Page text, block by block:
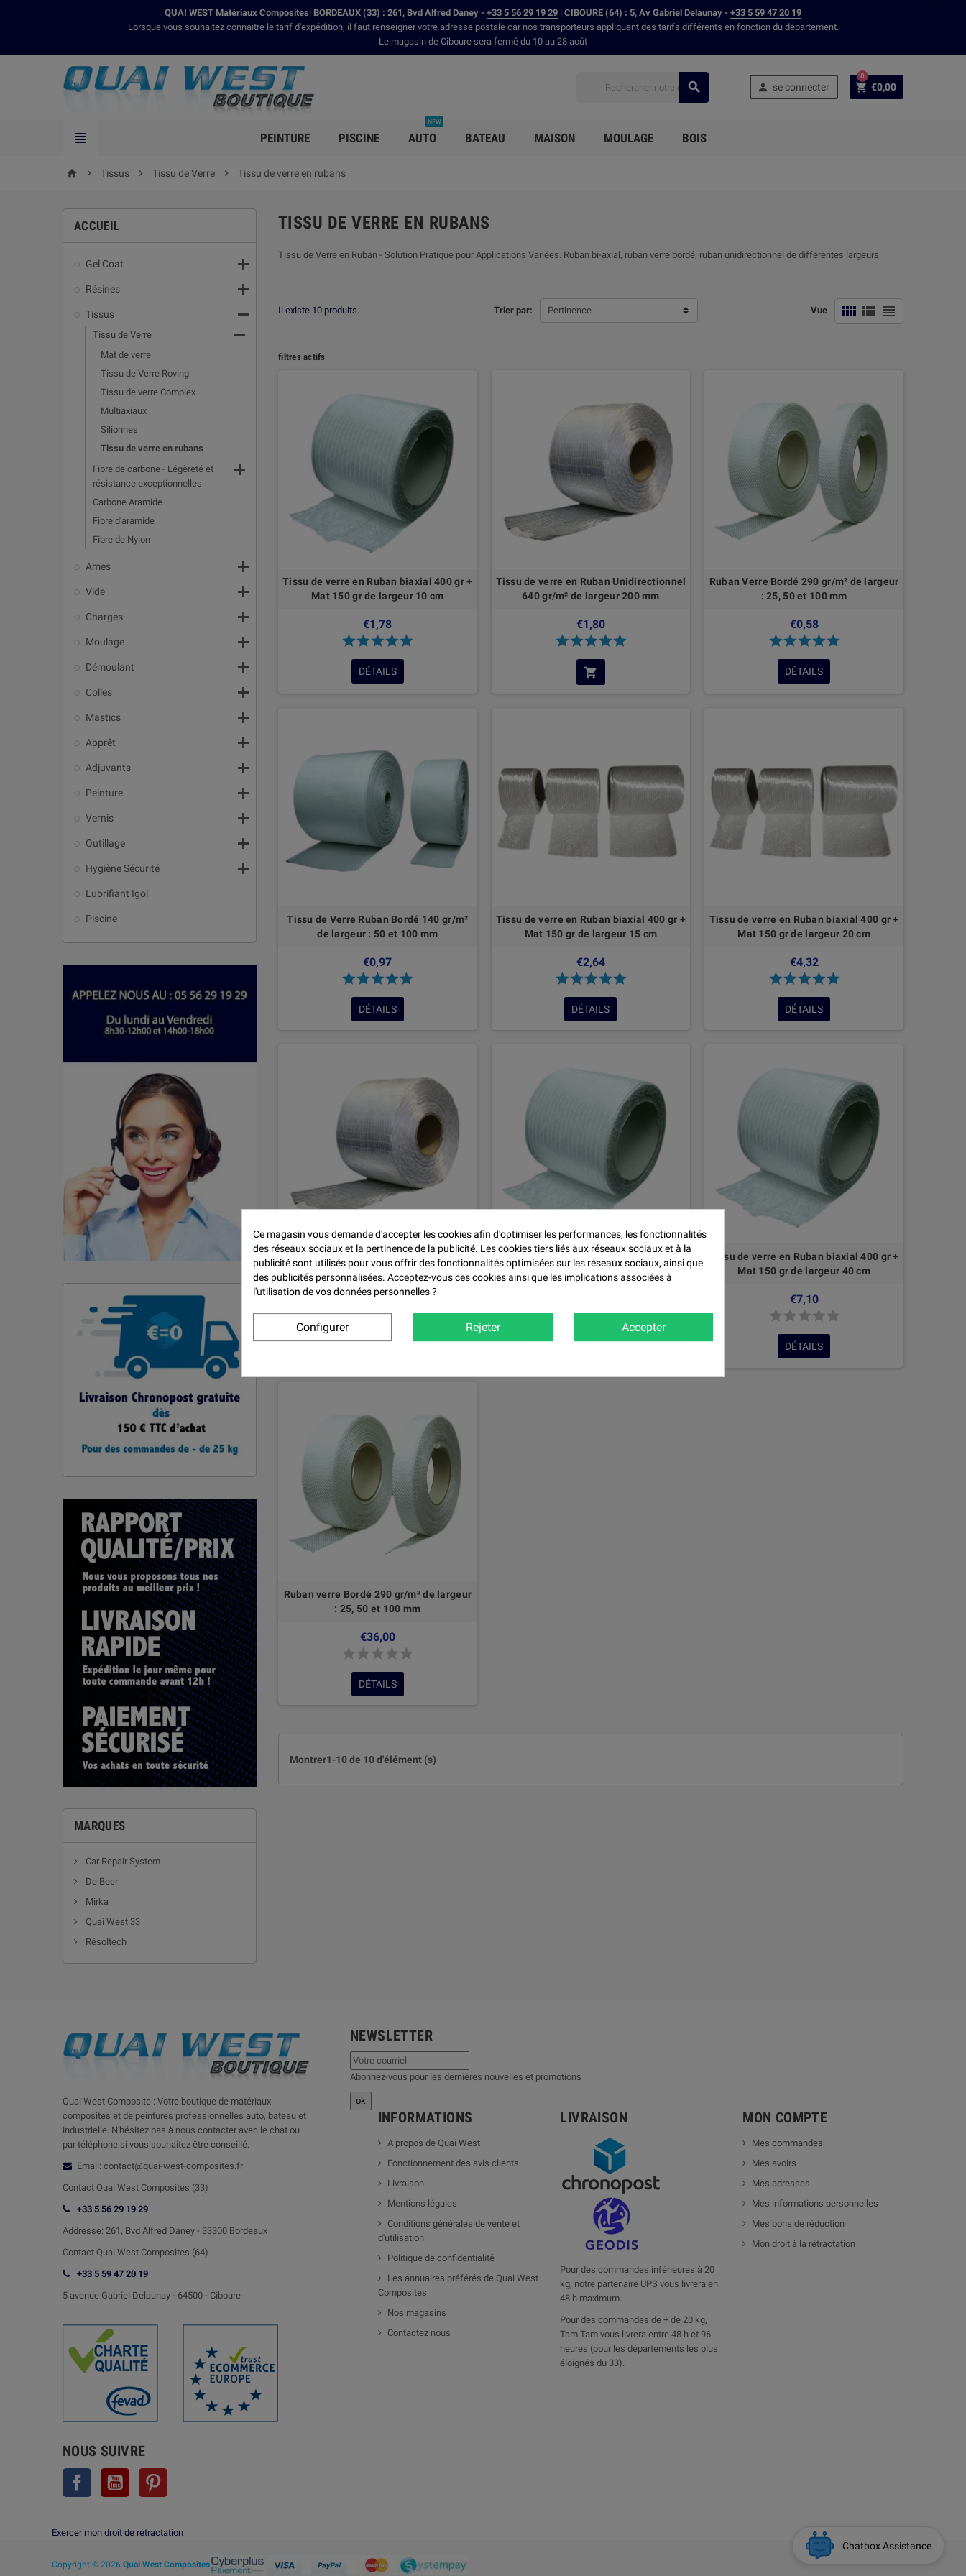
QUAI WEST Matériaux Composites| BORDEAUX (33) : 261, Bvd Alfred Daney - +33 5 56 29 19 29 | CIBOURE (64) : 5, Av Gabriel Delaunay - +33 5 59 47 20 19
Lorsque vous souhaitez connaitre le tarif d'expédition, il faut renseigner votre adresse postale car nos transporteurs appliquent des tarifs différents en fonction du département.
Le magasin de Ciboure sera fermé du 10 au 28 août
  se connecter  €0,00
0
 PEINTURE PISCINE AUTO
NEW
BATEAU MAISON MOULAGE BOIS
home  Tissus  Tissu de Verre  Tissu de verre en rubans
ACCUEIL
Gel Coat 
Résines 
Tissus 
Tissu de Verre 
Mat de verre
Tissu de Verre Roving
Tissu de verre Complex
Multiaxiaux
Silionnes
Tissu de verre en rubans
Fibre de carbone - Légèreté et
résistance exceptionnelles

Carbone Aramide
Fibre d'aramide
Fibre de Nylon
Ames 
Vide 
Charges 
Moulage 
Démoulant 
Colles 
Mastics 
Apprêt 
Adjuvants 
Peinture 
Vernis 
Outillage 
Hygiène Sécurité 
Lubrifiant Igol
Piscine
MARQUES
Car Repair System
De Beer
Mirka
Quai West 33
Résoltech
TISSU DE VERRE EN RUBANS
Tissu de Verre en Ruban - Solution Pratique pour Applications Variées. Ruban bi-axial, ruban verre bordé, ruban unidirectionnel de différentes largeurs
Il existe 10 produits. Trier par: Pertinence Vue   
filtres actifs
Tissu de verre en Ruban biaxial 400 gr +
Mat 150 gr de largeur 10 cm
€1,78
DÉTAILS
Tissu de verre en Ruban Unidirectionnel
640 gr/m² de largeur 200 mm
€1,80
Ruban Verre Bordé 290 gr/m² de largeur
: 25, 50 et 100 mm
€0,58
DÉTAILS
Tissu de Verre Ruban Bordé 140 gr/m²
de largeur : 50 et 100 mm
€0,97
DÉTAILS
Tissu de verre en Ruban biaxial 400 gr +
Mat 150 gr de largeur 15 cm
€2,64
DÉTAILS
Tissu de verre en Ruban biaxial 400 gr +
Mat 150 gr de largeur 20 cm
€4,32
DÉTAILS
Ruban Unidirectionnel verre 600 gr/m²
largeur 50 mm
€0,84
Tissus de verre en Ruban biaxial 400 gr
+ Mat 150 gr de largeur 30 cm
Tissu de verre en Ruban biaxial 400 gr +
Mat 150 gr de largeur 40 cm
€7,10
DÉTAILS
Ruban verre Bordé 290 gr/m² de largeur
: 25, 50 et 100 mm
€36,00
DÉTAILS
Montrer1-10 de 10 d'élément (s)
Chatbox Assistance
Quai West Composite : Votre boutique de matériaux
composites et de peintures professionnelles auto, bateau et
industrielle. N'hésitez pas à nous contacter avec le chat ou
par téléphone si vous souhaitez être conseillé.
Email: contact@quai-west-composites.fr
Contact Quai West Composites (33)
+33 5 56 29 19 29
Addresse: 261, Bvd Alfred Daney - 33300 Bordeaux
Contact Quai West Composites (64)
+33 5 59 47 20 19
5 avenue Gabriel Delaunay - 64500 - Ciboure
NOUS SUIVRE
Facebook YouTube
NEWSLETTER
Abonnez-vous pour les dernières nouvelles et promotions
INFORMATIONS
A propos de Quai West
Fonctionnement des avis clients
Livraison
Mentions légales
Conditions générales de vente et
d'utilisation
Politique de confidentialité
Les annuaires préférés de Quai West
Composites
Nos magasins
Contactez nous
LIVRAISON
Pour des commandes inférieures à 20
kg, notre partenaire UPS vous livrera en
48 h maximum.
Pour des commandes de + de 20 kg,
Tam Tam vous livrera entre 48 h et 96
heures (pour les départements les plus
éloignés du 33).
MON COMPTE
Mes commandes
Mes avoirs
Mes adresses
Mes informations personnelles
Mes bons de réduction
Mon droit à la rétractation
Exercer mon droit de rétractation
Copyright © 2026 Quai West Composites
Ce magasin vous demande d'accepter les cookies afin d'optimiser les performances, les fonctionnalités
des réseaux sociaux et la pertinence de la publicité. Les cookies tiers liés aux réseaux sociaux et à la
publicité sont utilisés pour vous offrir des fonctionnalités optimisées sur les réseaux sociaux, ainsi que
des publicités personnalisées. Acceptez-vous ces cookies ainsi que les implications associées à
l'utilisation de vos données personnelles ?
Configurer Rejeter Accepter